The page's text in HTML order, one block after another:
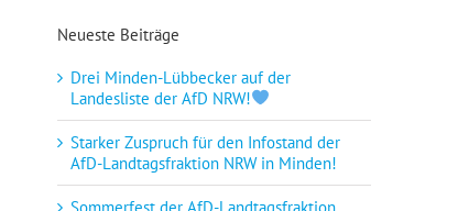
Neueste Beiträge
Drei Minden-Lübbecker auf der
Landesliste der AfD NRW!
Starker Zuspruch für den Infostand der
AfD-Landtagsfraktion NRW in Minden!